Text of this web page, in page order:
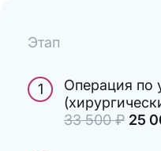
Этап
1
Операция по
33 500руб.
₽ 25